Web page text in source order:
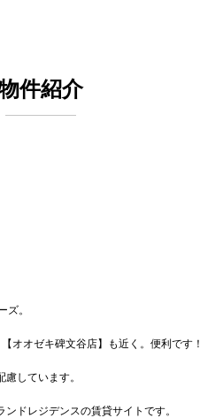
件紹介
。
オオゼキ碑文谷店】も近く。便利です！
しています。
ドレジデンスの賃貸サイトです。